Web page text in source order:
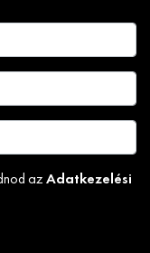
az Adatkezelési